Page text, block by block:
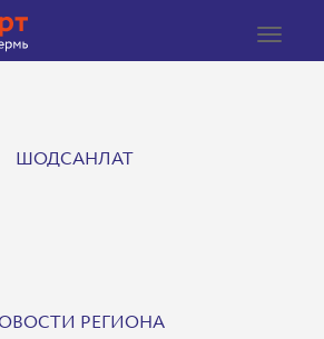
Toggle
ШОДСАНЛАТ
РЕГИОНА